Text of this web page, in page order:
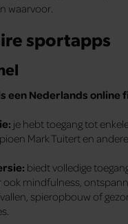
waarvoor.
sportapps
een Nederlands
je hebt toegang tot
Mark Tuitert en
biedt volledige
ook mindfulness,
spieropbouw of